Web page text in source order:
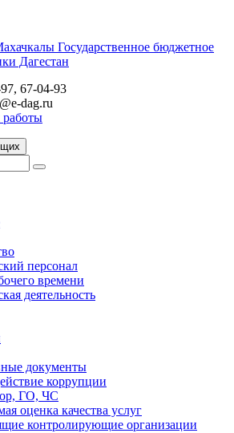
Государственное бюджетное
Дагестан
67-04-93
dag.ru
работы
персонал
времени
деятельность
документы
коррупции
ГО, ЧС
оценка качества услуг
контролирующие организации